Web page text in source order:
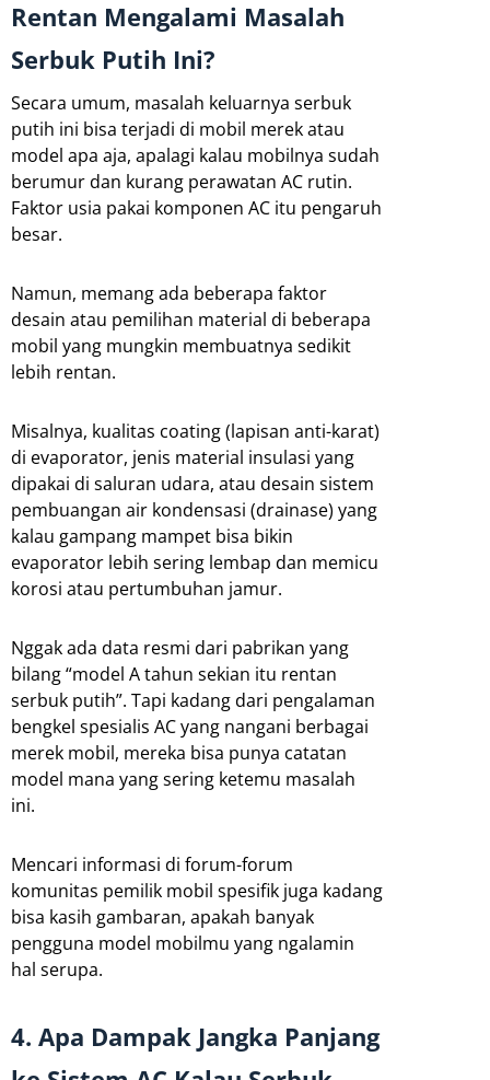
Rentan Mengalami Masalah
Serbuk Putih Ini?
Secara umum, masalah keluarnya serbuk
putih ini bisa terjadi di mobil merek atau
model apa aja, apalagi kalau mobilnya sudah
berumur dan kurang perawatan AC rutin.
Faktor usia pakai komponen AC itu pengaruh
besar.
Namun, memang ada beberapa faktor
desain atau pemilihan material di beberapa
mobil yang mungkin membuatnya sedikit
lebih rentan.
Misalnya, kualitas coating (lapisan anti-karat)
di evaporator, jenis material insulasi yang
dipakai di saluran udara, atau desain sistem
pembuangan air kondensasi (drainase) yang
kalau gampang mampet bisa bikin
evaporator lebih sering lembap dan memicu
korosi atau pertumbuhan jamur.
Nggak ada data resmi dari pabrikan yang
bilang “model A tahun sekian itu rentan
serbuk putih”. Tapi kadang dari pengalaman
bengkel spesialis AC yang nangani berbagai
merek mobil, mereka bisa punya catatan
model mana yang sering ketemu masalah
ini.
Mencari informasi di forum-forum
komunitas pemilik mobil spesifik juga kadang
bisa kasih gambaran, apakah banyak
pengguna model mobilmu yang ngalamin
hal serupa.
4. Apa Dampak Jangka Panjang